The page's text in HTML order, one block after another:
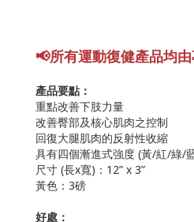
📢所有運動復健產品均
產品要點：
重點改善下肢力量
改善臀部及核心肌肉之控制
回復大腿肌肉的反射性收縮
具有四個漸進式強度 (黃/紅/綠/
尺寸 (長x寬)：12” x 3”
黃色：3磅
好處：